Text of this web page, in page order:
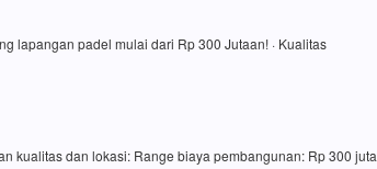
lapangan padel mulai dari Rp 300 Jutaan! · Kualitas
kualitas dan lokasi: Range biaya pembangunan: Rp 300 juta